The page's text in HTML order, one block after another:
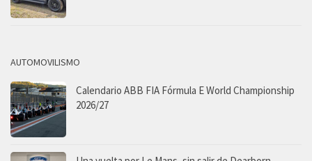
AUTOMOVILISMO
Calendario ABB FIA Fórmula E World Championship
2026/27